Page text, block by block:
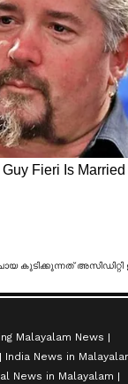
Malayalam News
India News in
News in Malayalam